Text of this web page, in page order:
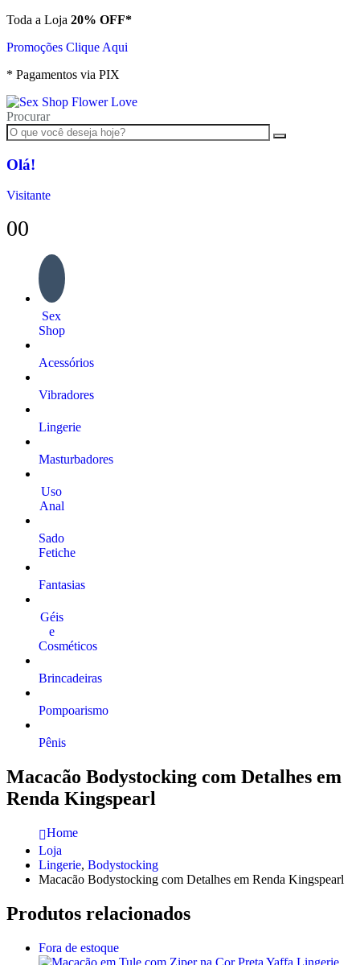
Toda a Loja 20% OFF*
Promoções Clique Aqui
* Pagamentos via PIX
Procurar
Olá!
Visitante
00
Sex
Shop
Acessórios
Vibradores
Lingerie
Masturbadores
Uso
Anal
Sado
Fetiche
Fantasias
Géis
e
Cosméticos
Brincadeiras
Pompoarismo
Pênis
Macacão Bodystocking com Detalhes em
Renda Kingspearl
Home
Loja
Lingerie, Bodystocking
Macacão Bodystocking com Detalhes em Renda Kingspearl
Produtos relacionados
Fora de estoque